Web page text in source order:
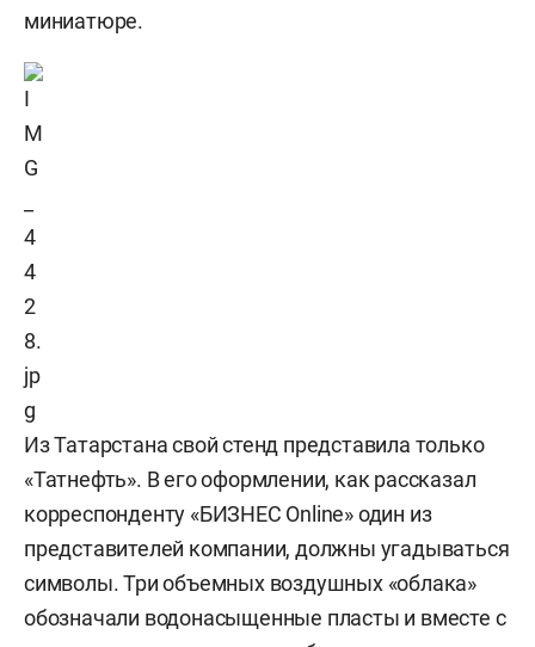
миниатюре.
Из Татарстана свой стенд представила только
«Татнефть». В его оформлении, как рассказал
корреспонденту «БИЗНЕС Online» один из
представителей компании, должны угадываться
символы. Три объемных воздушных «облака»
обозначали водонасыщенные пласты и вместе с